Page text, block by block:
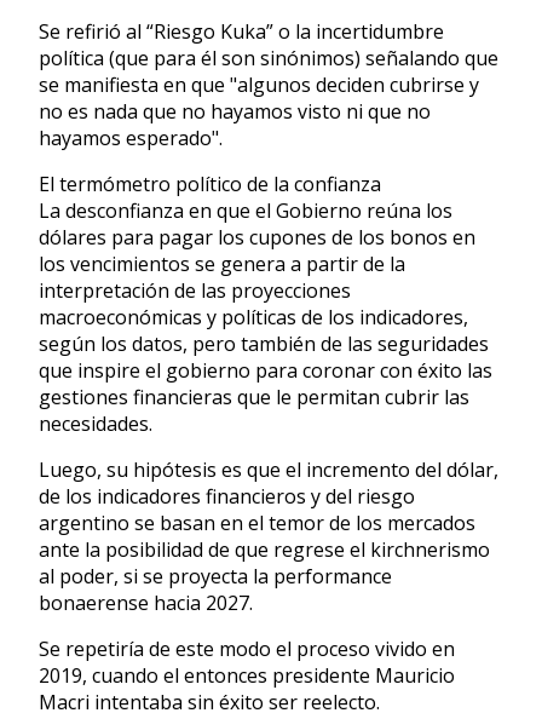
Se refirió al “Riesgo Kuka” o la incertidumbre
política (que para él son sinónimos) señalando que
se manifiesta en que "algunos deciden cubrirse y
no es nada que no hayamos visto ni que no
hayamos esperado".
El termómetro político de la confianza
La desconfianza en que el Gobierno reúna los
dólares para pagar los cupones de los bonos en
los vencimientos se genera a partir de la
interpretación de las proyecciones
macroeconómicas y políticas de los indicadores,
según los datos, pero también de las seguridades
que inspire el gobierno para coronar con éxito las
gestiones financieras que le permitan cubrir las
necesidades.
Luego, su hipótesis es que el incremento del dólar,
de los indicadores financieros y del riesgo
argentino se basan en el temor de los mercados
ante la posibilidad de que regrese el kirchnerismo
al poder, si se proyecta la performance
bonaerense hacia 2027.
Se repetiría de este modo el proceso vivido en
2019, cuando el entonces presidente Mauricio
Macri intentaba sin éxito ser reelecto.